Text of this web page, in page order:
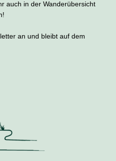
auch in der Wanderübersicht
an und bleibt auf dem